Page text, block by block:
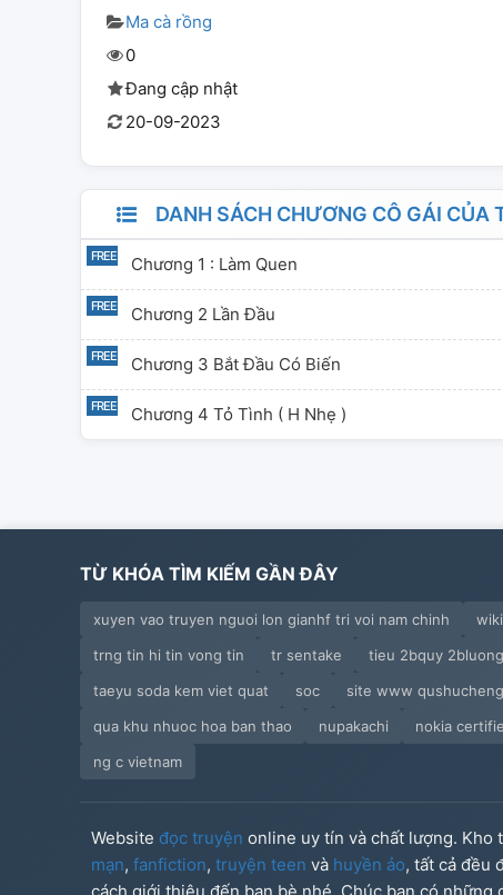
Ma cà rồng
0
Đang cập nhật
20-09-2023
DANH SÁCH CHƯƠNG CÔ GÁI CỦA
Chương 1 : Làm Quen
Chương 2 Lần Đầu
Chương 3 Bắt Đầu Có Biến
Chương 4 Tỏ Tình ( H Nhẹ )
TỪ KHÓA TÌM KIẾM GẦN ĐÂY
xuyen vao truyen nguoi lon gianhf tri voi nam chinh
trng tin hi tin vong tin
tr sentake tieu 2bquy
taeyu soda kem viet quat
soc site www
qua khu nhuoc hoa ban thao
nupakachi nokia
ng c vietnam
Website đọc truyện online uy tín và chất lượng.
mạn, fanfiction, truyện teen và huyền ảo, tất cả đều